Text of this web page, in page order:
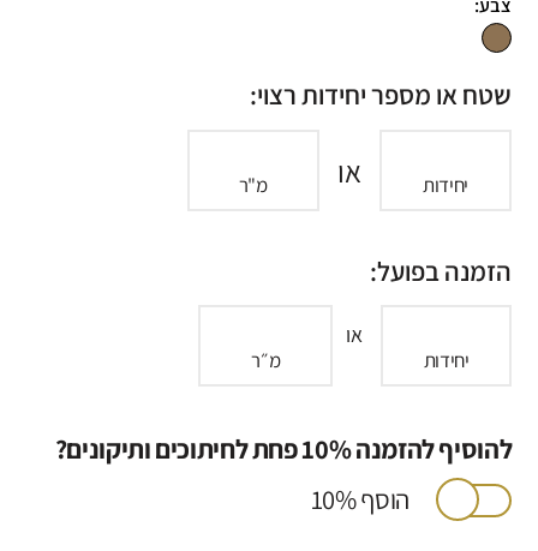
צבע:
שטח או מספר יחידות רצוי:
יחידות או מ"ר
הזמנה בפועל:
יחידות
או
מ״ר
להוסיף להזמנה 10% פחת לחיתוכים ותיקונים?
הוסף 10%